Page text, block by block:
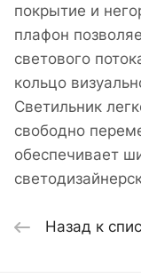
покрытие и
плафон
светового
кольцо
Светильник
свободно
обеспечивает
Назад к